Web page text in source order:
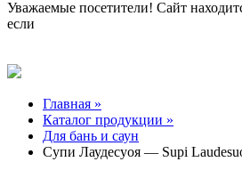
Уважаемые посетители! Сайт
если
Главная »
Каталог продукции »
Для бань и саун
Супи Лаудесуоя — Supi